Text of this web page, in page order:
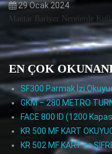
29 Ocak 2024
Mantar Bariyer Nerelerde
EN ÇOK
SF300 Parmak İzi
GKM – 280 METRO
FACE 800 ID (1200
KR 500 MF KART
KR 502 MF KART ve